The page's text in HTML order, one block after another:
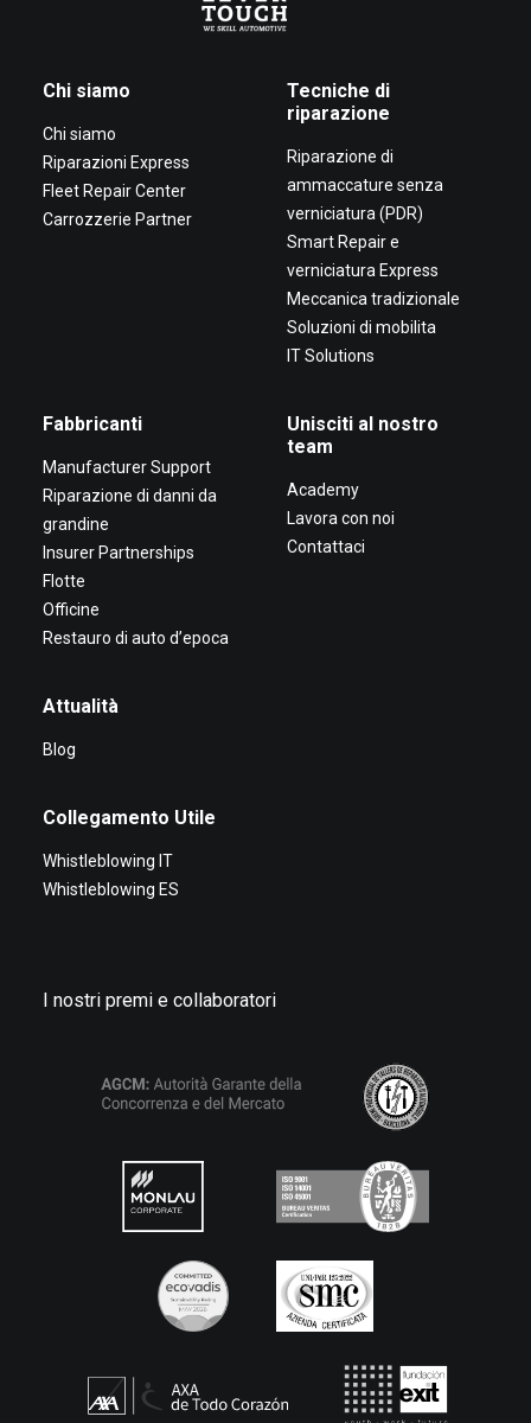
Chi siamo
Chi siamo
Riparazioni Express
Fleet Repair Center
Carrozzerie Partner
Tecniche di
riparazione
Riparazione di
ammaccature senza
verniciatura (PDR)
Smart Repair e
verniciatura Express
Meccanica tradizionale
Soluzioni di mobilita
IT Solutions
Fabbricanti
Manufacturer Support
Riparazione di danni da
grandine
Insurer Partnerships
Flotte
Officine
Restauro di auto d’epoca
Unisciti al nostro
team
Academy
Lavora con noi
Contattaci
Attualità
Blog
Collegamento Utile
Whistleblowing IT
Whistleblowing ES
I nostri premi e collaboratori